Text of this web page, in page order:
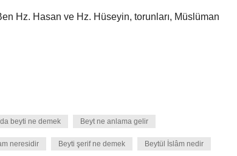
Hz. Hasan ve Hz. Hüseyin, torunları, Müslüman
beyti ne demek Beyt ne anlama gelir
neresidir Beyti şerif ne demek Beytül İslâm nedir